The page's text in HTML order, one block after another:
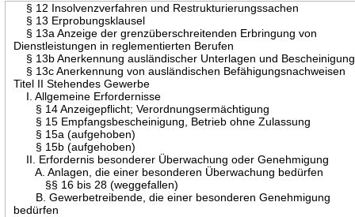
§ 12 Insolvenzverfahren und Restrukturierungssachen
§ 13 Erprobungsklausel
§ 13a Anzeige der grenzüberschreitenden Erbringung von
Dienstleistungen in reglementierten Berufen
§ 13b Anerkennung ausländischer Unterlagen und
§ 13c Anerkennung von ausländischen Befähigungsnachweisen
Titel II Stehendes Gewerbe
I. Allgemeine Erfordernisse
§ 14 Anzeigepflicht; Verordnungsermächtigung
§ 15 Empfangsbescheinigung, Betrieb ohne Zulassung
§ 15a (aufgehoben)
§ 15b (aufgehoben)
II. Erfordernis besonderer Überwachung oder Genehmigung
A. Anlagen, die einer besonderen Überwachung bedürfen
§§ 16 bis 28 (weggefallen)
B. Gewerbetreibende, die einer besonderen Genehmigung
bedürfen